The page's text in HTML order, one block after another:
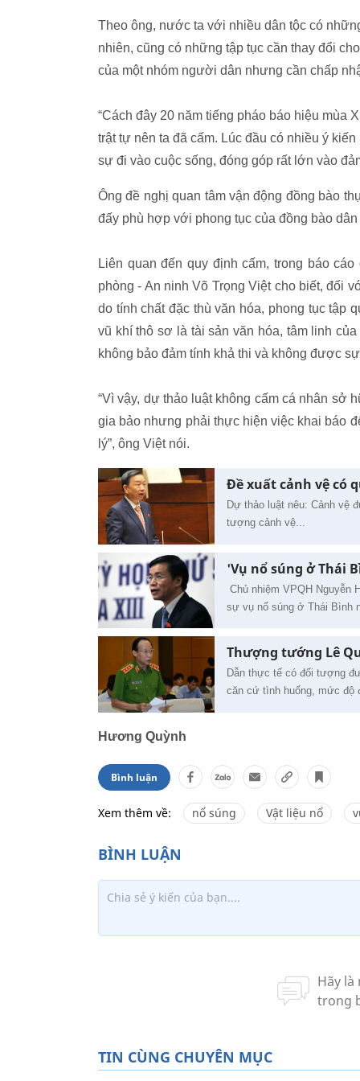
Theo ông, nước ta với nhiều dân tộc có
nhiên, cũng có những tập tục cần thay đổi
của một nhóm người dân nhưng cần chấp
“Cách đây 20 năm tiếng pháo báo hiệu mùa
trật tự nên ta đã cấm. Lúc đầu có nhiều ý
sự đi vào cuộc sống, đóng góp rất lớn vào
Ông đề nghị quan tâm vận động đồng bào
đấy phù hợp với phong tục của đồng bào dân
Liên quan đến quy định cấm, trong báo
phòng - An ninh Võ Trọng Việt cho biết, đối
do tính chất đặc thù văn hóa, phong tục tập
vũ khí thô sơ là tài sản văn hóa, tâm linh
không bảo đảm tính khả thi và không được
“Vì vậy, dự thảo luật không cấm cá nhân sở
gia bảo nhưng phải thực hiện việc khai báo
lý”, ông Việt nói.
Đề xuất cảnh vệ có
Dự thảo luật nêu: Cảnh vệ
tượng cảnh vệ...
'Vụ nổ súng ở Thái
Chủ nhiệm VPQH Nguyễn
sự vụ nổ súng ở Thái Bình
Thượng tướng Lê
Dẫn thực tế có đối tượng
căn cứ tình huống, mức độ
Hương Quỳnh
Bình luận
Xem thêm về: nổ súng Vật liệu nổ
TIN CÙNG CHUYÊN MỤC